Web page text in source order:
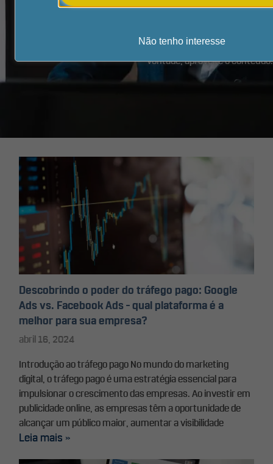
Não tenho interesse
processos de Marketing e Vendas online. Fique à
vontade, aproveite o conteúdo.
Descobrindo o poder do tráfego pago: Google
Ads vs. Facebook Ads – qual plataforma é a
melhor para sua empresa?
abril 16, 2024
Introdução ao tráfego pago No mundo do marketing
digital, o tráfego pago é uma estratégia essencial para
impulsionar o crescimento das empresas. Ao investir em
publicidade online, as empresas têm a oportunidade de
alcançar um público maior, aumentar a visibilidade
Leia mais »